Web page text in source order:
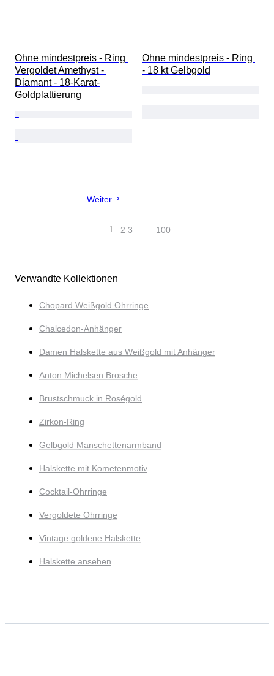
Ohne mindestpreis - Ring
Vergoldet Amethyst -
Diamant - 18-Karat-
Goldplattierung
Ohne mindestpreis - Ring
- 18 kt Gelbgold
Weiter
1 2 3 … 100
Verwandte Kollektionen
Chopard Weißgold Ohrringe
Chalcedon-Anhänger
Damen Halskette aus Weißgold mit Anhänger
Anton Michelsen Brosche
Brustschmuck in Roségold
Zirkon-Ring
Gelbgold Manschettenarmband
Halskette mit Kometenmotiv
Cocktail-Ohrringe
Vergoldete Ohrringe
Vintage goldene Halskette
Halskette ansehen